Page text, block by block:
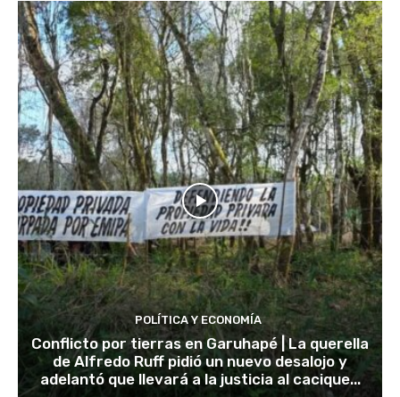
POLÍTICA Y ECONOMÍA
Conflicto por tierras en Garuhapé | La querella
de Alfredo Ruff pidió un nuevo desalojo y
adelantó que llevará a la justicia al cacique...